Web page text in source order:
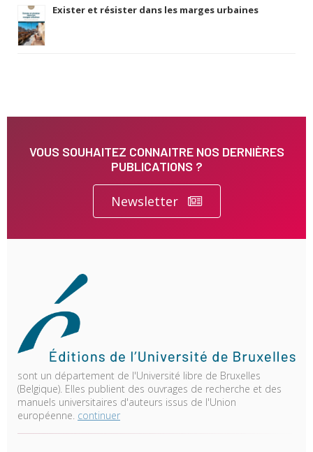
Exister et résister dans les marges urbaines
VOUS SOUHAITEZ CONNAITRE NOS DERNIÈRES
PUBLICATIONS ?
Newsletter
sont un département de l'Université libre de Bruxelles
(Belgique). Elles publient des ouvrages de recherche et des
manuels universitaires d'auteurs issus de l'Union
européenne. continuer